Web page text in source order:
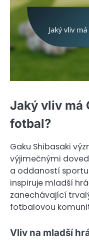
Jaký vliv má
fotbal?
Gaku Shibasaki
výjimečnými
a oddaností
inspiruje mladší
zanechávající
fotbalovou
Vliv na mladší